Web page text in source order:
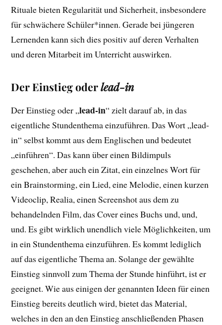
Rituale bieten Regularität und Sicherheit, insbesondere
für schwächere Schüler*innen. Gerade bei jüngeren
Lernenden kann sich dies positiv auf deren Verhalten
und deren Mitarbeit im Unterricht auswirken.
Der Einstieg oderlead-in
Der Einstieg oder „lead-in“ zielt darauf ab, in das
eigentliche Stundenthema einzuführen. Das Wort „lead-
in“ selbst kommt aus dem Englischen und bedeutet
„einführen“. Das kann über einen Bildimpuls
geschehen, aber auch ein Zitat, ein einzelnes Wort für
ein Brainstorming, ein Lied, eine Melodie, einen kurzen
Videoclip, Realia, einen Screenshot aus dem zu
behandelnden Film, das Cover eines Buchs und, und,
und. Es gibt wirklich unendlich viele Möglichkeiten, um
in ein Stundenthema einzuführen. Es kommt lediglich
auf das eigentliche Thema an. Solange der gewählte
Einstieg sinnvoll zum Thema der Stunde hinführt, ist er
geeignet. Wie aus einigen der genannten Ideen für einen
Einstieg bereits deutlich wird, bietet das Material,
welches in den an den Einstieg anschließenden Phasen